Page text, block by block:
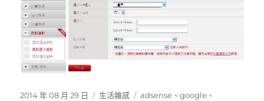
發
2014 年 08 月 29 日
分
生活雜感
標
adsense 、google 、